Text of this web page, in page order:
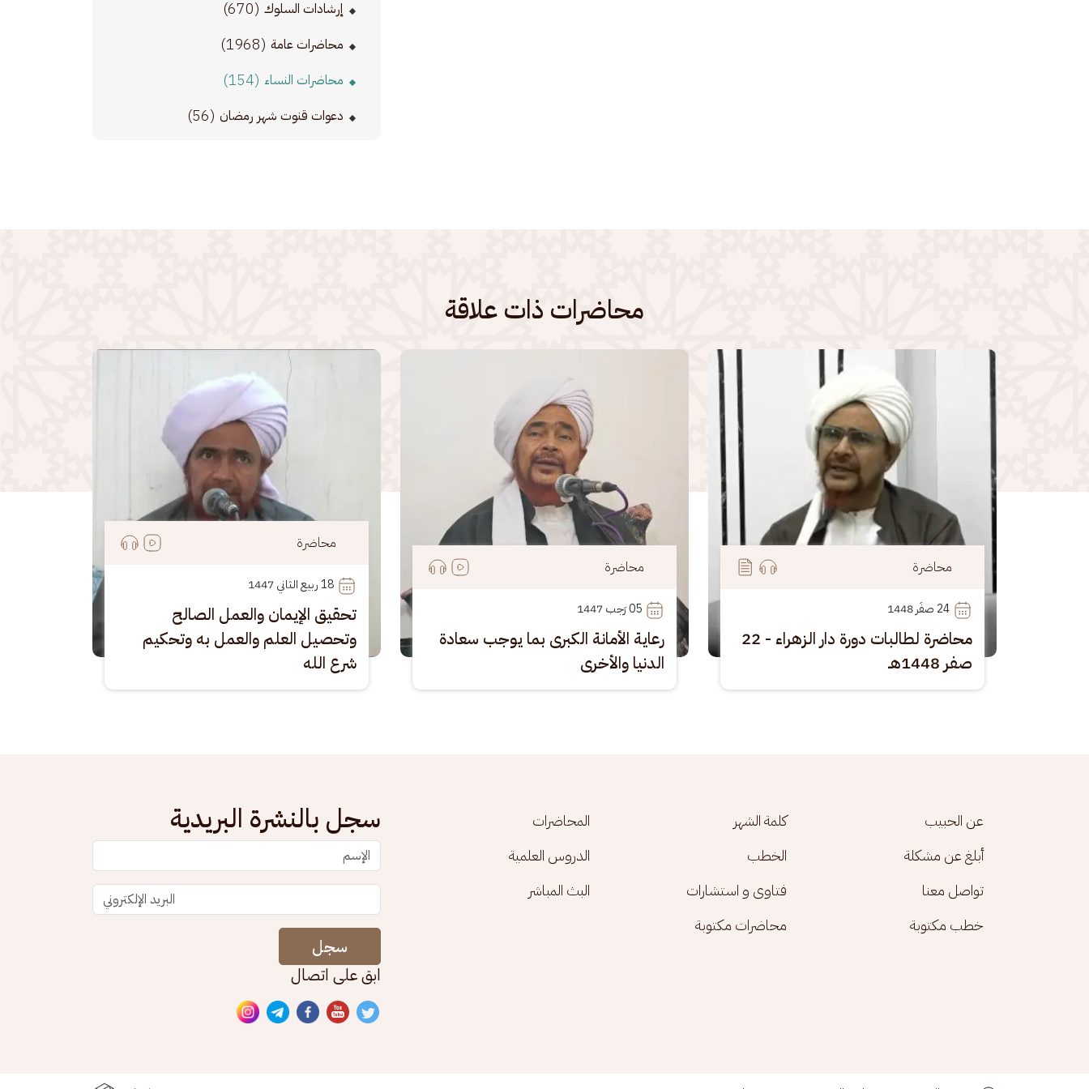
إرشادات السلوك (670)
محاضرات عامة (1968)
محاضرات النساء (154)
دعوات قنوت شهر رمضان (56)
محاضرات ذات علاقة
الصورة
محاضرة
24
محاضرة لطالبات دورة دار الزهراء - 22
صفر 1448هـ
الصورة
محاضرة
05 رَجب 1447
رعاية الأمانة الكبرى بما يوجب سعادة
الدنيا والأخرى
الصورة
محاضرة
18
تحقيق الإيمان والعمل الصالح
وتحصيل العلم والعمل به وتحكيم
شرع الله
Footer menu
عن الحبيب كلمة الشهر
المحاضرات
أبلغ عن مشكلة
الخطب
الدروس العلمية
تواصل معنا
فتاوى و استشارات
البث المباشر
خطب مكتوبة
محاضرات مكتوبة
سجل بالنشرة البريدية
سجل
ابق على اتصال